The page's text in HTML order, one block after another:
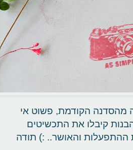
הקודמת, פשוט אי
קיבלו את התכשיטים
ההתפעלות והאושר.. :) תודה